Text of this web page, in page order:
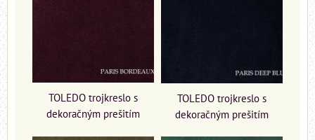
TOLEDO trojkreslo s
dekoračným prešitím
TOLEDO trojkreslo s
dekoračným prešitím